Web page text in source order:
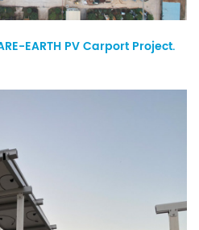
EARTH PV Carport Project.